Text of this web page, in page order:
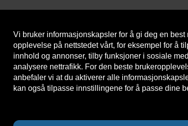
Vi bruker informasjonskapsler for å gi deg en best
opplevelse på nettstedet vårt, for eksempel for å
innhold og annonser, tilby funksjoner i sosiale
analysere nettrafikk. For den beste
anbefaler vi at du aktiverer alle
kan også tilpasse innstillingene for å passe dine
Nyheter Om oss Kontakt oss Nettbutikk
GT 337 B3